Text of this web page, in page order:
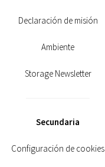
Declaración de misión
Ambiente
Storage Newsletter
Secundaria
Configuración de cookies